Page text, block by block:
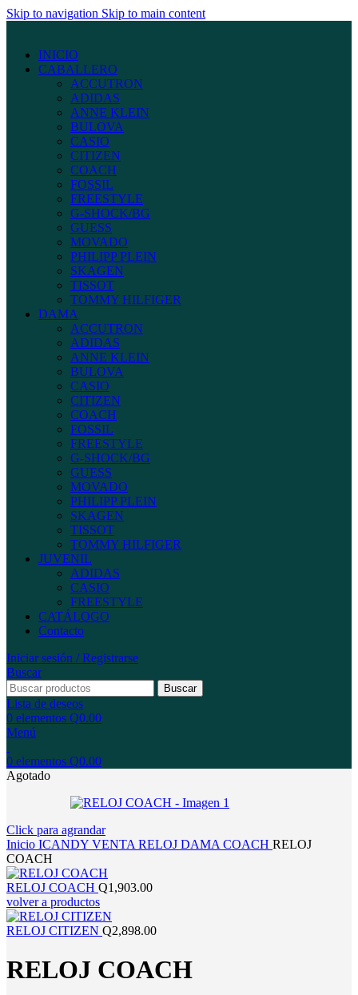
Skip to navigation Skip to main content
INICIO
CABALLERO
ACCUTRON
ADIDAS
ANNE KLEIN
BULOVA
CASIO
CITIZEN
COACH
FOSSIL
FREESTYLE
G-SHOCK/BG
GUESS
MOVADO
PHILIPP PLEIN
SKAGEN
TISSOT
TOMMY HILFIGER
DAMA
ACCUTRON
ADIDAS
ANNE KLEIN
BULOVA
CASIO
CITIZEN
COACH
FOSSIL
FREESTYLE
G-SHOCK/BG
GUESS
MOVADO
PHILIPP PLEIN
SKAGEN
TISSOT
TOMMY HILFIGER
JUVENIL
ADIDAS
CASIO
FREESTYLE
CATÁLOGO
Contacto
Iniciar sesión / Registrarse
Buscar
Buscar
Lista de deseos
0 elementos Q0.00
Menú
0 elementos Q0.00
Agotado
Click para agrandar
Inicio ICANDY VENTA RELOJ DAMA COACH RELOJ
COACH
RELOJ COACH Q1,903.00
volver a productos
RELOJ CITIZEN Q2,898.00
RELOJ COACH